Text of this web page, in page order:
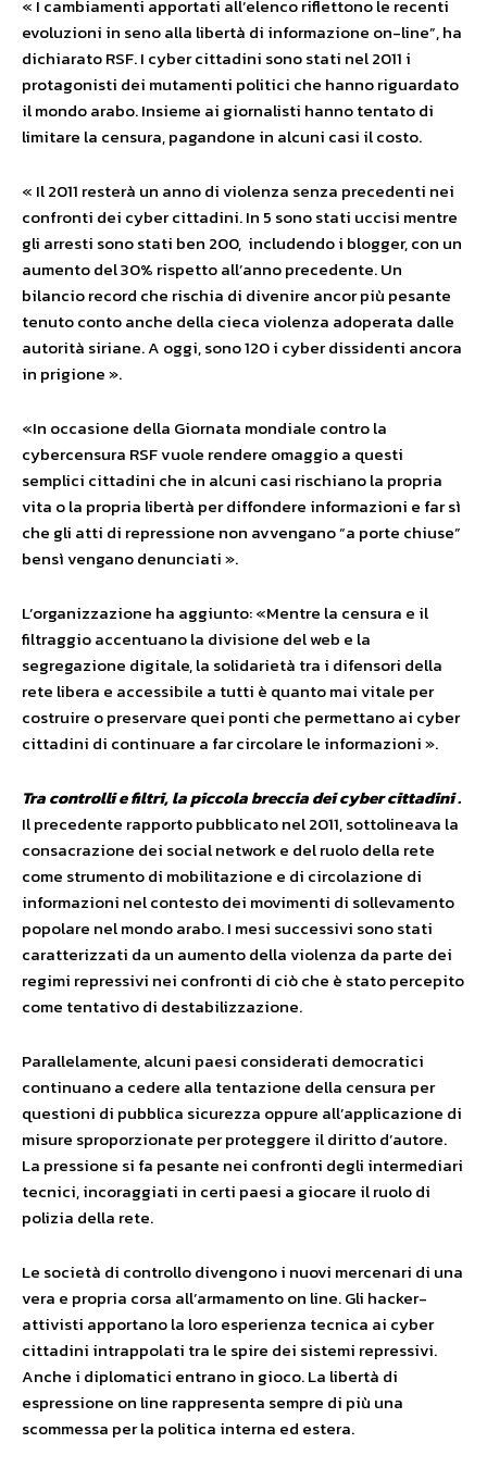
« I cambiamenti apportati all’elenco riflettono le recenti
evoluzioni in seno alla libertà di informazione on-line”, ha
dichiarato RSF. I cyber cittadini sono stati nel 2011 i
protagonisti dei mutamenti politici che hanno riguardato
il mondo arabo. Insieme ai giornalisti hanno tentato di
limitare la censura, pagandone in alcuni casi il costo.
« Il 2011 resterà un anno di violenza senza precedenti nei
confronti dei cyber cittadini. In 5 sono stati uccisi mentre
gli arresti sono stati ben 200, includendo i blogger, con un
aumento del 30% rispetto all’anno precedente. Un
bilancio record che rischia di divenire ancor più pesante
tenuto conto anche della cieca violenza adoperata dalle
autorità siriane. A oggi, sono 120 i cyber dissidenti ancora
in prigione ».
«In occasione della Giornata mondiale contro la
cybercensura RSF vuole rendere omaggio a questi
semplici cittadini che in alcuni casi rischiano la propria
vita o la propria libertà per diffondere informazioni e far sì
che gli atti di repressione non avvengano “a porte chiuse”
bensì vengano denunciati ».
L’organizzazione ha aggiunto: «Mentre la censura e il
filtraggio accentuano la divisione del web e la
segregazione digitale, la solidarietà tra i difensori della
rete libera e accessibile a tutti è quanto mai vitale per
costruire o preservare quei ponti che permettano ai cyber
cittadini di continuare a far circolare le informazioni ».
Tra controlli e filtri, la piccola breccia dei cyber cittadini .
Il precedente rapporto pubblicato nel 2011, sottolineava la
consacrazione dei social network e del ruolo della rete
come strumento di mobilitazione e di circolazione di
informazioni nel contesto dei movimenti di sollevamento
popolare nel mondo arabo. I mesi successivi sono stati
caratterizzati da un aumento della violenza da parte dei
regimi repressivi nei confronti di ciò che è stato percepito
come tentativo di destabilizzazione.
Parallelamente, alcuni paesi considerati democratici
continuano a cedere alla tentazione della censura per
questioni di pubblica sicurezza oppure all’applicazione di
misure sproporzionate per proteggere il diritto d’autore.
La pressione si fa pesante nei confronti degli intermediari
tecnici, incoraggiati in certi paesi a giocare il ruolo di
polizia della rete.
Le società di controllo divengono i nuovi mercenari di una
vera e propria corsa all’armamento on line. Gli hacker-
attivisti apportano la loro esperienza tecnica ai cyber
cittadini intrappolati tra le spire dei sistemi repressivi.
Anche i diplomatici entrano in gioco. La libertà di
espressione on line rappresenta sempre di più una
scommessa per la politica interna ed estera.